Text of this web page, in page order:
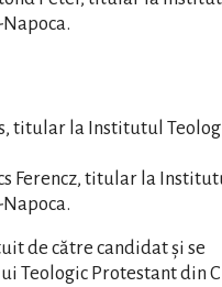
titular la Institutul
Ferencz, titular la
de către candidat și se
Teologic Protestant din